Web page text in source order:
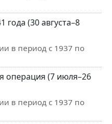
года (30 августа–8
в период с 1937 по
операция (7 июля–26
в период с 1937 по